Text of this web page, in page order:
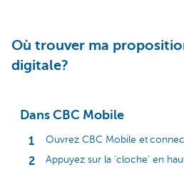
Où trouver ma
digitale?
Dans CBC Mobile
Ouvrez CBC Mobile et
Appuyez sur la 'cloche' en